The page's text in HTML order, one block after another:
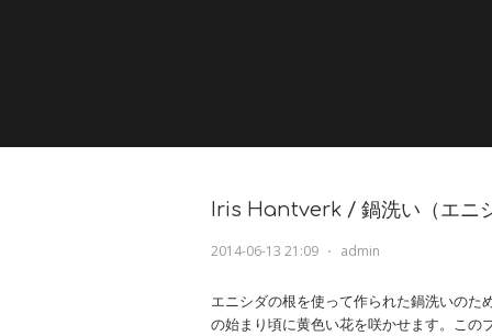
Iris Hantverk / 鍋洗い（エニシ
2014-06-13 21:09 ⋅ admin
エニシダの根を使って作られた鍋洗いのた
の始まり頃に黄色い花を咲かせます。この